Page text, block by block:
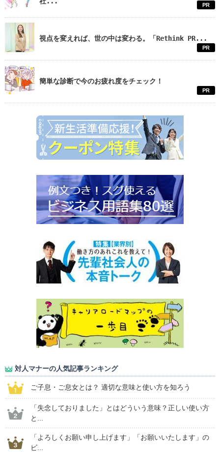
PR
視点を変えれば、世の中は変わる。「Rethink PR...
PR
簡単な診断で今のお疲れ度をチェック！
PR
対人マナーの人気記事ランキング
ご子息・ご息女とは？ 適切な意味と使い方を知ろう
「失念しておりました」とはどういう意味？正しい使い方
と...
「よろしくお願い申し上げます」「お願いいたします」の
ビ...